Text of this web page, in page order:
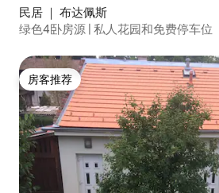
民居 ｜ 布达佩斯
绿色4卧房源 | 私人花园和免费停车位
房客推荐
房客推荐